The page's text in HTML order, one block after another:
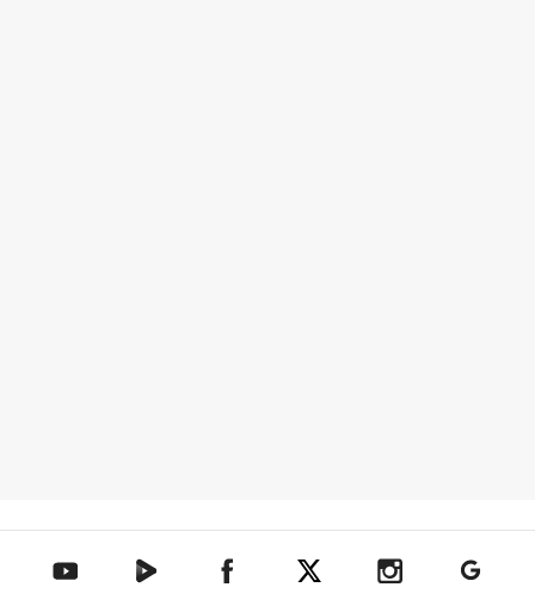
텐아시아 유튜브텐아시아 네이버TV텐아시아 페이스북텐아시아 엑스텐아시아 인스타그램
텐아시아